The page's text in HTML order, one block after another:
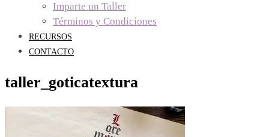
Imparte un Taller
Términos y Condiciones
RECURSOS
CONTACTO
taller_goticatextura